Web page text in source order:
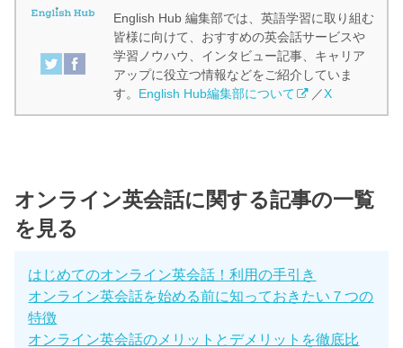
English Hub 編集部では、英語学習に取り組む
皆様に向けて、おすすめの英会話サービスや
学習ノウハウ、インタビュー記事、キャリア
アップに役立つ情報などをご紹介していま
す。 English Hub編集部について ／X
オンライン英会話に関する記事の一覧
を見る
はじめてのオンライン英会話！利用の手引き
オンライン英会話を始める前に知っておきたい７つの
特徴
オンライン英会話のメリットとデメリットを徹底比